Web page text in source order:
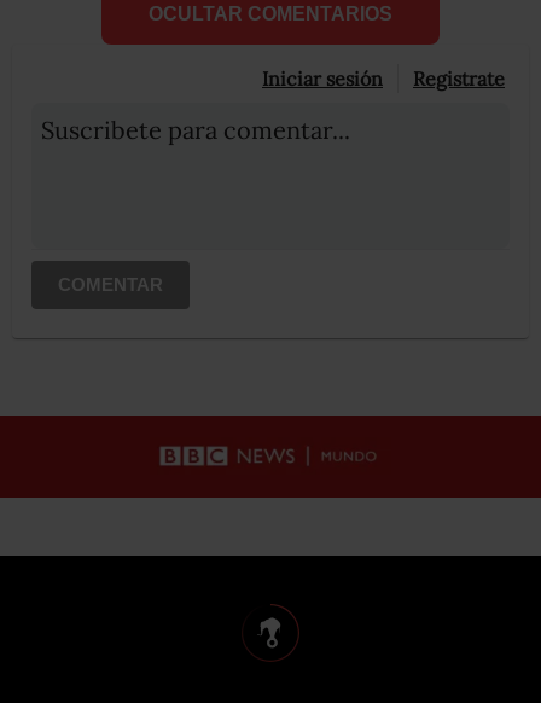
OCULTAR COMENTARIOS
Iniciar sesión Registrate
Suscribete para comentar...
COMENTAR